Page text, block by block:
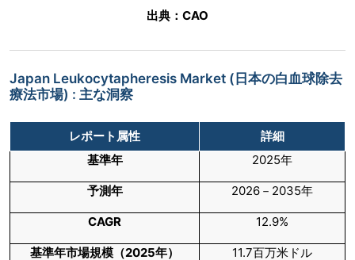
出典：CAO
Japan Leukocytapheresis Market (日本の白血球除去
療法市場) : 主な洞察
レポート属性
詳細
基準年
2025年
予測年 2026－2035年
CAGR 12.9%
基準年市場規模（2025年） 11.7百万米ドル